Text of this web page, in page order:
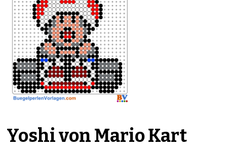
Yoshi von Mario Kart